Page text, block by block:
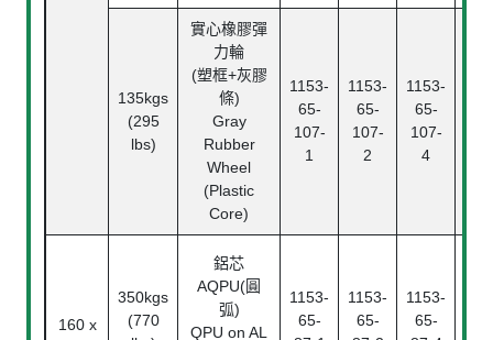
135kgs
(295
lbs)
實心橡膠彈
力輪
(塑框+灰膠
條)
Gray
Rubber
Wheel
(Plastic
Core)
1153-
65-
107-
1
1153-
65-
107-
2
1153-
65-
107-
4
160 x
350kgs
(770
鋁芯
AQPU(圓
弧)
QPU on AL
1153-
65-
1153-
65-
1153-
65-